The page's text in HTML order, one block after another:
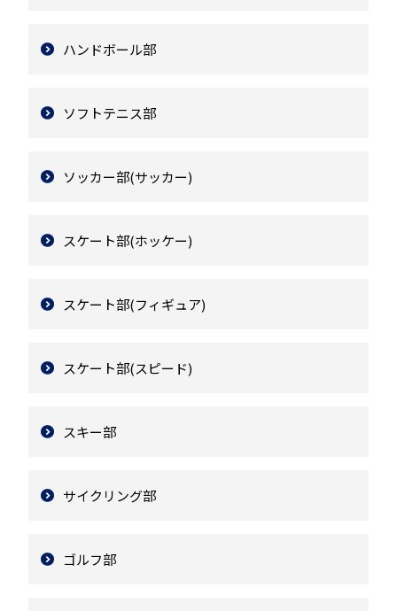
ハンドボール部
ソフトテニス部
ソッカー部(サッカー)
スケート部(ホッケー)
スケート部(フィギュア)
スケート部(スピード)
スキー部
サイクリング部
ゴルフ部